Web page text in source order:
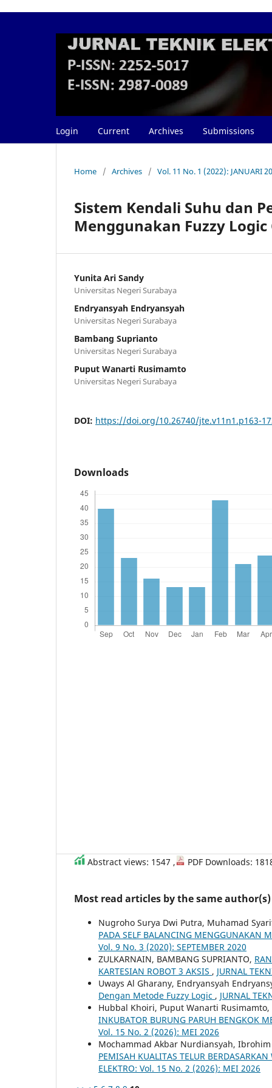
Login Current Archives Submissions
Home / Archives / Vol. 11 No. 1 (2022): JANUARI
Sistem Kendali Suhu dan
Menggunakan Fuzzy
Yunita Ari Sandy
Universitas Negeri Surabaya
Endryansyah Endryansyah
Universitas Negeri Surabaya
Bambang Suprianto
Universitas Negeri Surabaya
Puput Wanarti Rusimamto
Universitas Negeri Surabaya
DOI: https://doi.org/10.26740/jte.v11n1.p163-
Downloads
Abstract views: 1547 , PDF Downloads:
Most read articles by the same author(s)
Nugroho Surya Dwi Putra, Muhamad
PADA SELF BALANCING MENGGUNAKAN
Vol. 9 No. 3 (2020): SEPTEMBER 2020
ZULKARNAIN, BAMBANG SUPRIANTO,
KARTESIAN ROBOT 3 AKSIS , JURNAL
Uways Al Gharany, Endryansyah
Dengan Metode Fuzzy Logic , JURNAL
Hubbal Khoiri, Puput Wanarti
INKUBATOR BURUNG PARUH BENGKOK
Vol. 15 No. 2 (2026): MEI 2026
Mochammad Akbar Nurdiansyah,
PEMISAH KUALITAS TELUR
ELEKTRO: Vol. 15 No. 2 (2026): MEI 2026